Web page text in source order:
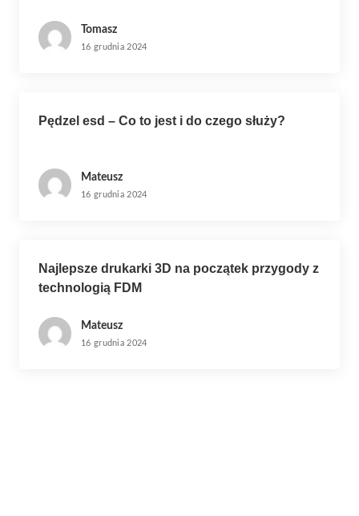
Tomasz
16 grudnia 2024
Pędzel esd – Co to jest i do czego służy?
Mateusz
16 grudnia 2024
Najlepsze drukarki 3D na początek przygody z
technologią FDM
Mateusz
16 grudnia 2024